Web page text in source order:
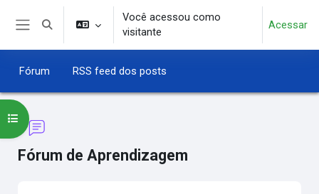
Ir para o conteúdo principal
Alternar entrada de pesquisa
Você acessou como
visitante
Acessar
Fórum RSS feed dos posts
Fórum de Aprendizagem
Abrir índice do curso